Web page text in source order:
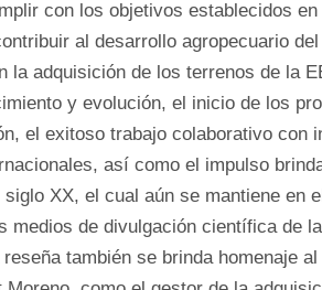
con los objetivos establecidos
al desarrollo agropecuario
la adquisición de los terrenos de la
y evolución, el inicio de los
el exitoso trabajo colaborativo con
así como el impulso
XX, el cual aún se mantiene en
medios de divulgación científica de
también se brinda homenaje